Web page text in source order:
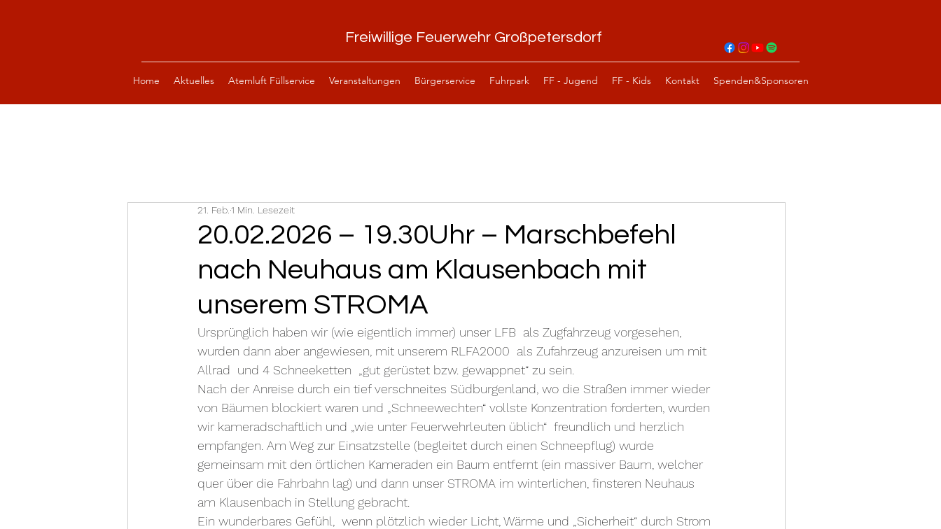
Freiwillige Feuerwehr Großpetersdorf
Home Aktuelles Atemluft Füllservice Veranstaltungen Bürgerservice Fuhrpark FF - Jugend FF - Kids Kontakt Spenden&Sponsoren
20.02.2026 – 19.30Uhr – Marschbefehl
nach Neuhaus am Klausenbach mit
unserem STROMA
21. Feb. 1 Min. Lesezeit
Ursprünglich haben wir (wie eigentlich immer) unser LFB  als Zugfahrzeug vorgesehen,
wurden dann aber angewiesen, mit unserem RLFA2000  als Zufahrzeug anzureisen um mit
Allrad  und 4 Schneeketten  „gut gerüstet bzw. gewappnet“ zu sein.
Nach der Anreise durch ein tief verschneites Südburgenland, wo die Straßen immer wieder
von Bäumen blockiert waren und „Schneewechten“ vollste Konzentration forderten, wurden
wir kameradschaftlich und „wie unter Feuerwehrleuten üblich“  freundlich und herzlich
empfangen. Am Weg zur Einsatzstelle (begleitet durch einen Schneepflug) wurde
gemeinsam mit den örtlichen Kameraden ein Baum entfernt (ein massiver Baum, welcher
quer über die Fahrbahn lag) und dann unser STROMA im winterlichen, finsteren Neuhaus
am Klausenbach in Stellung gebracht.
Ein wunderbares Gefühl,  wenn plötzlich wieder Licht, Wärme und „Sicherheit“ durch Strom